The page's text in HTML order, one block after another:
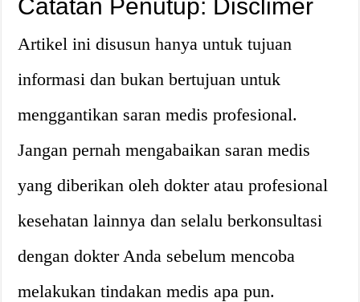
Catatan Penutup: Disclimer
Artikel ini disusun hanya untuk tujuan
informasi dan bukan bertujuan untuk
menggantikan saran medis profesional.
Jangan pernah mengabaikan saran medis
yang diberikan oleh dokter atau profesional
kesehatan lainnya dan selalu berkonsultasi
dengan dokter Anda sebelum mencoba
melakukan tindakan medis apa pun.